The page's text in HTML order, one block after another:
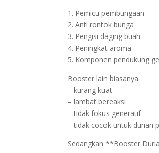
1. Pemicu pembungaan
2. Anti rontok bunga
3. Pengisi daging buah
4. Peningkat aroma
5. Komponen pendukung
Booster lain biasanya:
– kurang kuat
– lambat bereaksi
– tidak fokus generatif
– tidak cocok untuk durian
Sedangkan **Booster